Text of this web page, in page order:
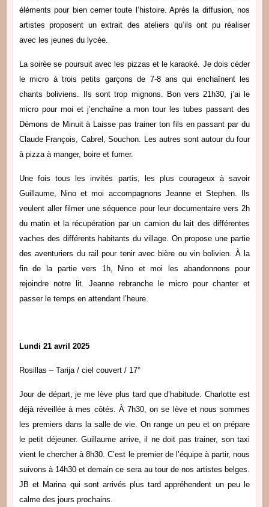
éléments pour bien cerner toute l’histoire. Après la diffusion, nos
artistes proposent un extrait des ateliers qu’ils ont pu réaliser
avec les jeunes du lycée.
La soirée se poursuit avec les pizzas et le karaoké. Je dois céder
le micro à trois petits garçons de 7-8 ans qui enchaînent les
chants boliviens. Ils sont trop mignons. Bon vers 21h30, j’ai le
micro pour moi et j’enchaîne a mon tour les tubes passant des
Démons de Minuit à Laisse pas trainer ton fils en passant par du
Claude François, Cabrel, Souchon. Les autres sont autour du four
à pizza à manger, boire et fumer.
Une fois tous les invités partis, les plus courageux à savoir
Guillaume, Nino et moi accompagnons Jeanne et Stephen. Ils
veulent aller filmer une séquence pour leur documentaire vers 2h
du matin et la récupération par un camion du lait des différentes
vaches des différents habitants du village. On propose une partie
des aventuriers du rail pour tenir avec bière ou vin bolivien. À la
fin de la partie vers 1h, Nino et moi les abandonnons pour
rejoindre notre lit. Jeanne rebranche le micro pour chanter et
passer le temps en attendant l’heure.
Lundi 21 avril 2025
Rosillas – Tarija / ciel couvert / 17°
Jour de départ, je me lève plus tard que d’habitude. Charlotte est
déjà réveillée à mes côtés. À 7h30, on se lève et nous sommes
les premiers dans la salle de vie. On range un peu et on prépare
le petit déjeuner. Guillaume arrive, il ne doit pas trainer, son taxi
vient le chercher à 8h30. C’est le premier de l’équipe à partir, nous
suivons à 14h30 et demain ce sera au tour de nos artistes belges.
JB et Marina qui sont arrivés plus tard appréhendent un peu le
calme des jours prochains.